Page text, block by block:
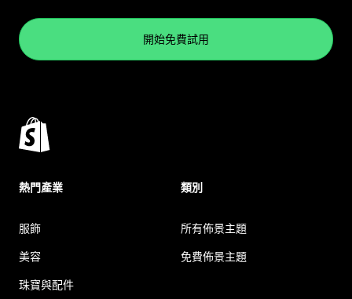
開始免費試用
熱門產業
服飾
美容
珠寶與配件
類別
所有佈景主題
免費佈景主題